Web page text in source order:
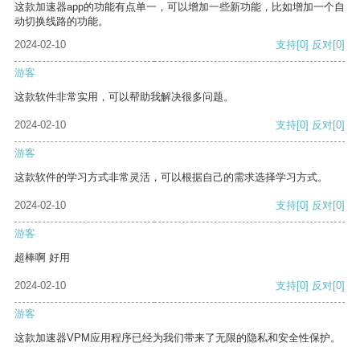
这款加速器app的功能有点单一，可以增加一些新功能，比如增加一个自
动切换线路的功能。
2024-02-10
支持[0] 反对[0]
游客
这款软件非常实用，可以帮助我解决很多问题。
2024-02-10 支持[0] 反对[0]
游客
这款软件的学习方式非常灵活，可以根据自己的需求选择学习方式。
2024-02-10 支持[0] 反对[0]
游客
超棒啊 好用
2024-02-10 支持[0] 反对[0]
游客
这款加速器VPM应用程序已经为我们带来了无限的隐私和安全性保护。